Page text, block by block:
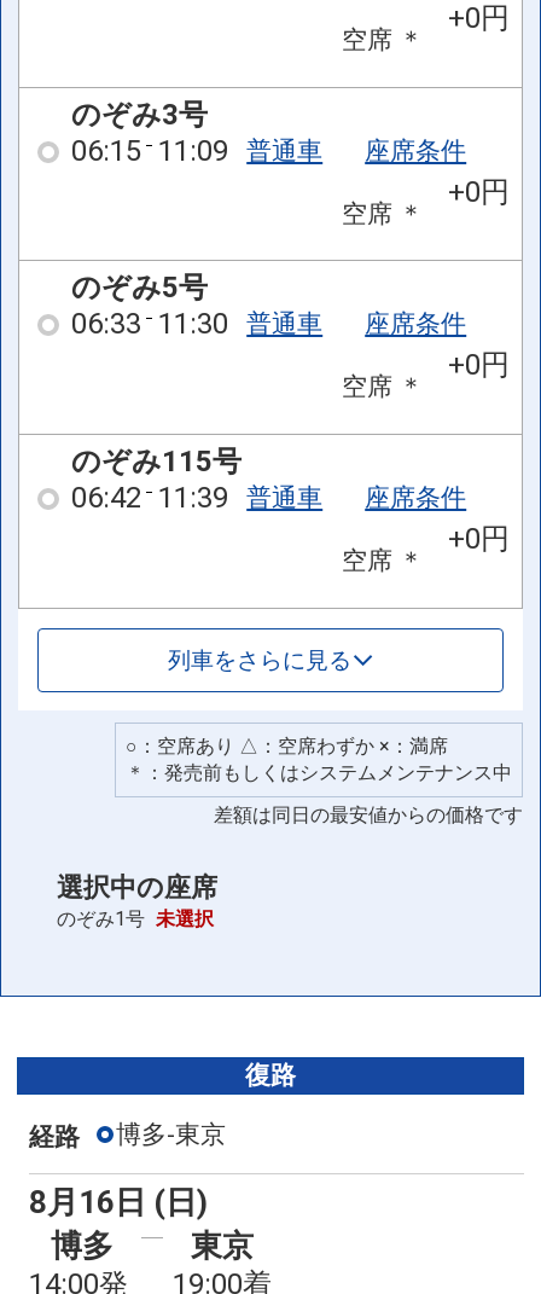
空席 ＊
+0円
のぞみ3号
06:15 11:09 普通車 座席条件
空席 ＊
+0円
のぞみ5号
06:33 11:30 普通車 座席条件
空席 ＊
+0円
のぞみ115号
06:42 11:39 普通車 座席条件
空席 ＊
+0円
列車をさらに見る
○：空席あり △：空席わずか ×：満席
＊：発売前もしくはシステムメンテナンス中
差額は同日の最安値からの価格です
選択中の座席
のぞみ1号 未選択
復路
経路 博多-東京
8月16日 (日)
博多
14:00発
東京
19:00着